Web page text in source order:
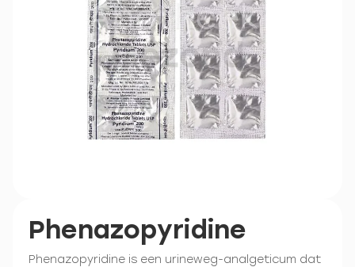
Phenazopyridine
Phenazopyridine is een urineweg-analgeticum dat